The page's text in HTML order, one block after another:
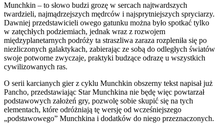
Munchkin – to słowo budzi grozę w sercach najtwardszych
twardzieli, najmądrzejszych mędrców i najsprytniejszych spryciarzy.
Dawniej przedstawicieli owego gatunku można było spotkać tylko
w zatęchłych podziemiach, jednak wraz z rozwojem
międzyplanetarnych podróży ta straszliwa zaraza rozpleniła się po
niezliczonych galaktykach, zabierając ze sobą do odległych światów
swoje potworne zwyczaje, praktyki budzące odrazę u wszystkich
cywilizowanych ras.
O serii karcianych gier z cyklu Munchkin obszerny tekst napisał już
Pancho, przedstawiając Star Munchkina nie będę więc powtarzał
podstawowych założeń gry, pozwolę sobie skupić się na tych
elementach, które odróżniają tę wersję od wcześniejszego
„podstawowego” Munchkina i dodatków do niego przeznaczonych.